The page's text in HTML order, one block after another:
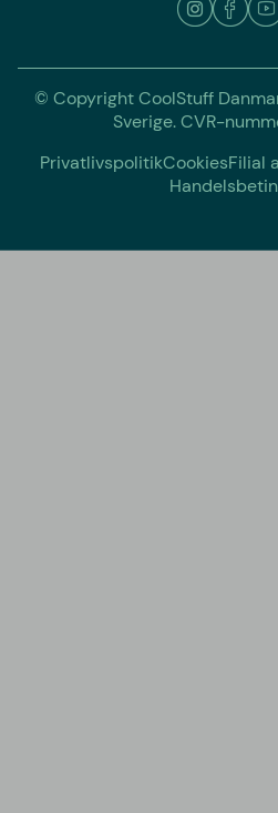
© Copyright CoolStuff
Sverige. CVR-
PrivatlivspolitikCookiesFilial